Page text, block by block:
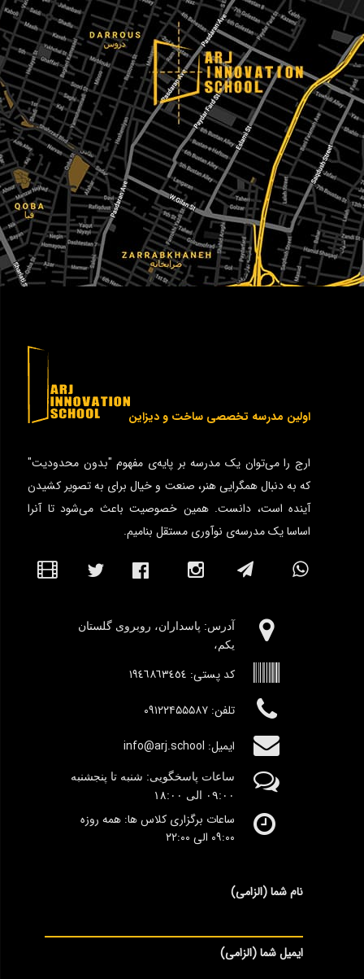
اولین مدرسه تخصصی ساخت و دیزاین
ارج را می‌توان یک مدرسه بر پایه‌ی مفهوم "بدون محدودیت"
که به دنبال همگرایی هنر، صنعت و خیال برای به تصویر کشیدن
آینده است، دانست. همین خصوصیت باعث می‌شود تا آنرا
اساسا یک مدرسه‌ی نوآوری مستقل بنامیم.
آدرس:‌ پاسداران، روبروی گلستان
یکم،
کد پستی: ١٩٤٦٨٦٣٤٥٤
تلفن: ۰۹۱۲۲۴۵۵۵۸۷
ایمیل: info@arj.school
ساعات پاسخگویی: شنبه تا پنجشنبه
٠۹:۰۰ الی ١٨:٠٠
ساعات برگزاری کلاس ها: همه روزه
۰۹:۰۰ الی ۲۲:۰۰
نام شما (الزامی)
ایمیل شما (الزامی)